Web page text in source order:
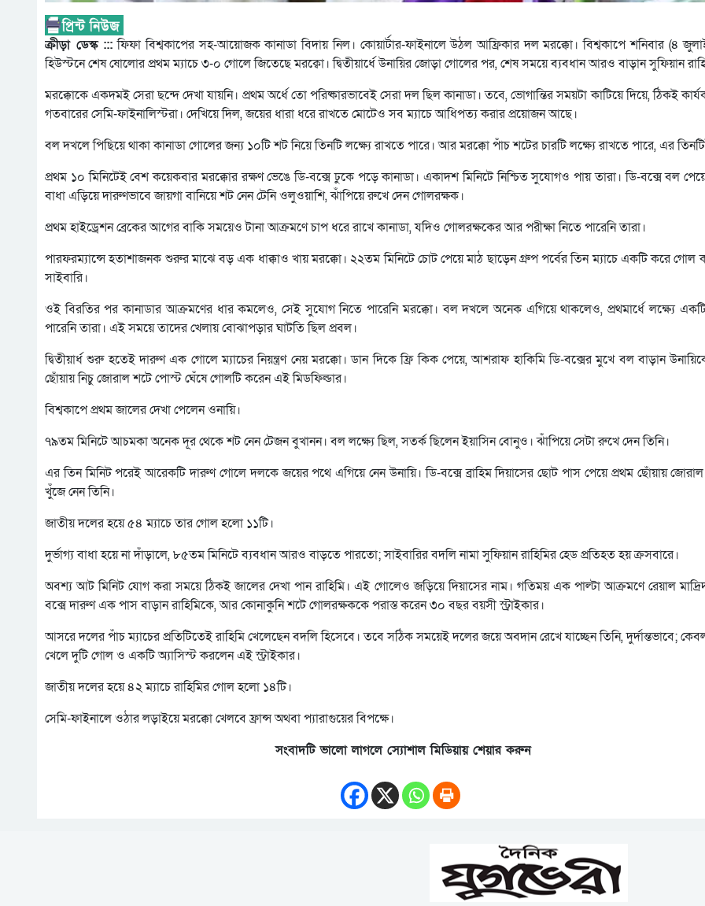
ক্রীড়া ডেস্ক ::: ফিফা বিশ্বকাপের সহ-আয়োজক কানাডা বিদায় নিল। কোয়ার্টার-ফাইনালে উঠল আফ্রিকার দল মরক্কো। বিশ্বকাপে শনিবার (৪ জুলাই)
হিউস্টনে শেষ ষোলোর প্রথম ম্যাচে ৩-০ গোলে জিতেছে মরক্বো। দ্বিতীয়ার্ধে উনায়ির জোড়া গোলের পর, শেষ সময়ে ব্যবধান আরও বাড়ান সুফিয়ান
মরক্কোকে একদমই সেরা ছন্দে দেখা যায়নি। প্রথম অর্ধে তো পরিষ্কারভাবেই সেরা দল ছিল কানাডা। তবে, ভোগান্তির সময়টা কাটিয়ে দিয়ে, ঠিকই
গতবারের সেমি-ফাইনালিস্টরা। দেখিয়ে দিল, জয়ের ধারা ধরে রাখতে মোটেও সব ম্যাচে আধিপত্য করার প্রয়োজন আছে।
বল দখলে পিছিয়ে থাকা কানাডা গোলের জন্য ১০টি শট নিয়ে তিনটি লক্ষ্যে রাখতে পারে। আর মরক্কো পাঁচ শটের চারটি লক্ষ্যে রাখতে পারে, এর
প্রথম ১০ মিনিটেই বেশ কয়েকবার মরক্কোর রক্ষণ ভেঙে ডি-বক্সে ঢুকে পড়ে কানাডা। একাদশ মিনিটে নিশ্চিত সুযোগও পায় তারা। ডি-বক্সে বল
বাধা এড়িয়ে দারুণভাবে জায়গা বানিয়ে শট নেন টেনি ওলুওয়াশি, ঝাঁপিয়ে রুখে দেন গোলরক্ষক।
প্রথম হাইড্রেশন ব্রেকের আগের বাকি সময়েও টানা আক্রমণে চাপ ধরে রাখে কানাডা, যদিও গোলরক্ষকের আর পরীক্ষা নিতে পারেনি তারা।
পারফরম্যান্সে হতাশাজনক শুরুর মাঝে বড় এক ধাক্কাও খায় মরক্কো। ২২তম মিনিটে চোট পেয়ে মাঠ ছাড়েন গ্রুপ পর্বের তিন ম্যাচে একটি করে গোল
সাইবারি।
ওই বিরতির পর কানাডার আক্রমণের ধার কমলেও, সেই সুযোগ নিতে পারেনি মরক্কো। বল দখলে অনেক এগিয়ে থাকলেও, প্রথমার্ধে লক্ষ্যে
পারেনি তারা। এই সময়ে তাদের খেলায় বোঝাপড়ার ঘাটতি ছিল প্রবল।
দ্বিতীয়ার্ধ শুরু হতেই দারুণ এক গোলে ম্যাচের নিয়ন্ত্রণ নেয় মরক্কো। ডান দিকে ফ্রি কিক পেয়ে, আশরাফ হাকিমি ডি-বক্সের মুখে বল বাড়ান
ছোঁয়ায় নিচু জোরাল শটে পোস্ট ঘেঁষে গোলটি করেন এই মিডফিল্ডার।
বিশ্বকাপে প্রথম জালের দেখা পেলেন ওনায়ি।
৭৯তম মিনিটে আচমকা অনেক দূর থেকে শট নেন টেজন বুখানন। বল লক্ষ্যে ছিল, সতর্ক ছিলেন ইয়াসিন বোনুও। ঝাঁপিয়ে সেটা রুখে দেন তিনি।
এর তিন মিনিট পরেই আরেকটি দারুণ গোলে দলকে জয়ের পথে এগিয়ে নেন উনায়ি। ডি-বক্সে ব্রাহিম দিয়াসের ছোট পাস পেয়ে প্রথম ছোঁয়ায় জোরাল
খুঁজে নেন তিনি।
জাতীয় দলের হয়ে ৫৪ ম্যাচে তার গোল হলো ১১টি।
দুর্ভাগ্য বাধা হয়ে না দাঁড়ালে, ৮৫তম মিনিটে ব্যবধান আরও বাড়তে পারতো; সাইবারির বদলি নামা সুফিয়ান রাহিমির হেড প্রতিহত হয় ক্রসবারে।
অবশ্য আট মিনিট যোগ করা সময়ে ঠিকই জালের দেখা পান রাহিমি। এই গোলেও জড়িয়ে দিয়াসের নাম। গতিময় এক পাল্টা আক্রমণে রেয়াল
বক্সে দারুণ এক পাস বাড়ান রাহিমিকে, আর কোনাকুনি শটে গোলরক্ষককে পরাস্ত করেন ৩০ বছর বয়সী স্ট্রাইকার।
আসরে দলের পাঁচ ম্যাচের প্রতিটিতেই রাহিমি খেলেছেন বদলি হিসেবে। তবে সঠিক সময়েই দলের জয়ে অবদান রেখে যাচ্ছেন তিনি, দুর্দান্তভাবে;
খেলে দুটি গোল ও একটি অ্যাসিস্ট করলেন এই স্ট্রাইকার।
জাতীয় দলের হয়ে ৪২ ম্যাচে রাহিমির গোল হলো ১৪টি।
সেমি-ফাইনালে ওঠার লড়াইয়ে মরক্কো খেলবে ফ্রান্স অথবা প্যারাগুয়ের বিপক্ষে।
সংবাদটি ভালো লাগলে স্যোশাল মিডিয়ায় শেয়ার করুন